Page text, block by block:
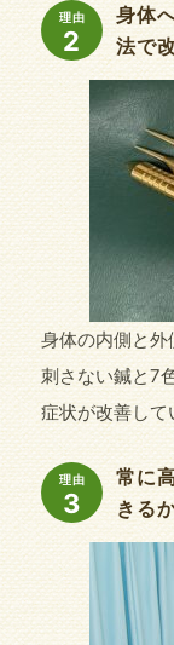
理由
2
身体
法で
身体の内側と外
刺さない鍼と7
症状が改善して
理由
3
常に
きる